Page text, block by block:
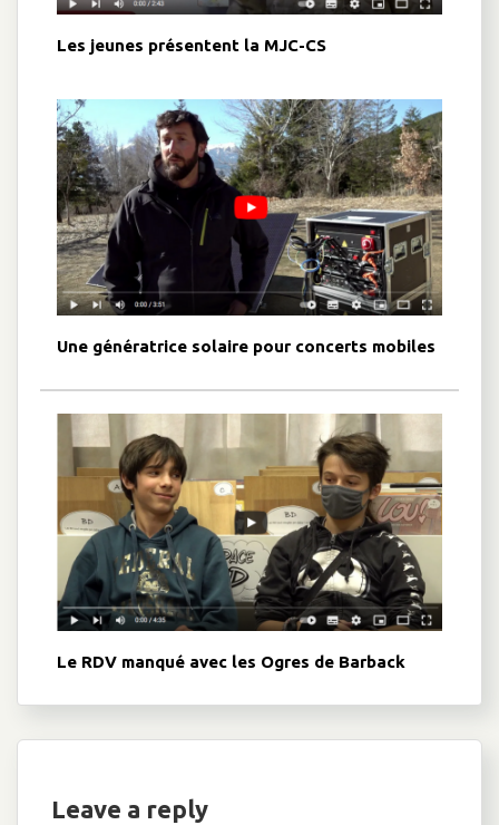
Les jeunes présentent la MJC-CS
Une génératrice solaire pour concerts mobiles
Le RDV manqué avec les Ogres de Barback
Leave a reply